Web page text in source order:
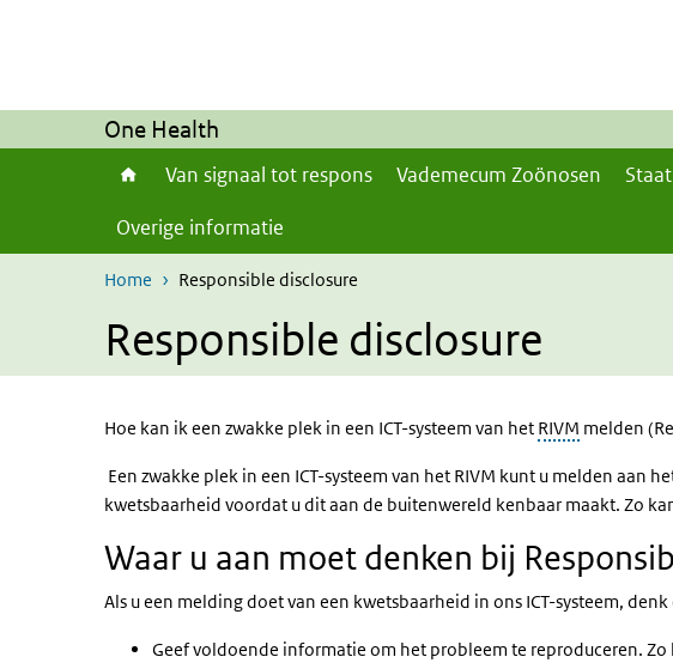
One Health
Van signaal tot respons Vademecum Zoönosen
Overige informatie
Home Responsible disclosure
Responsible disclosure
Hoe kan ik een zwakke plek in een ICT-systeem van het RIVM melden
Een zwakke plek in een ICT-systeem van het RIVM kunt u melden aan
kwetsbaarheid voordat u dit aan de buitenwereld kenbaar maakt. Zo
Waar u aan moet denken bij
Als u een melding doet van een kwetsbaarheid in ons ICT-systeem,
Geef voldoende informatie om het probleem te reproduceren.